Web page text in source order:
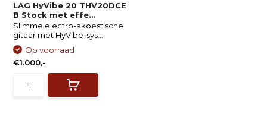
LAG HyVibe 20 THV20DCE
B Stock met effe...
Slimme electro-akoestische
gitaar met HyVibe-sys...
Op voorraad
€1.000,-